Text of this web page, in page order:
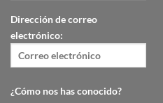
Dirección de correo
electrónico:
¿Cómo nos has conocido?